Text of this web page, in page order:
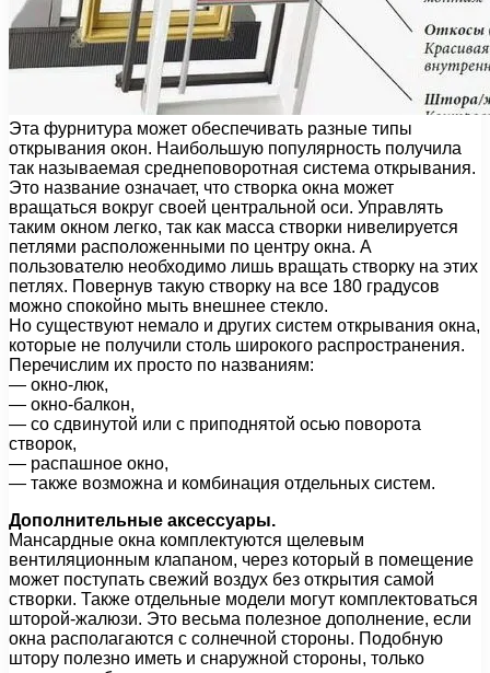
Эта фурнитура может обеспечивать разные типы
открывания окон. Наибольшую популярность получила
так называемая среднеповоротная система открывания.
Это название означает, что створка окна может
вращаться вокруг своей центральной оси. Управлять
таким окном легко, так как масса створки нивелируется
петлями расположенными по центру окна. А
пользователю необходимо лишь вращать створку на этих
петлях. Повернув такую створку на все 180 градусов
можно спокойно мыть внешнее стекло.
Но существуют немало и других систем открывания окна,
которые не получили столь широкого распространения.
Перечислим их просто по названиям:
— окно-люк,
— окно-балкон,
— со сдвинутой или с приподнятой осью поворота
створок,
— распашное окно,
— также возможна и комбинация отдельных систем.
Дополнительные аксессуары.
Мансардные окна комплектуются щелевым
вентиляционным клапаном, через который в помещение
может поступать свежий воздух без открытия самой
створки. Также отдельные модели могут комплектоваться
шторой-жалюзи. Это весьма полезное дополнение, если
окна располагаются с солнечной стороны. Подобную
штору полезно иметь и снаружной стороны, только